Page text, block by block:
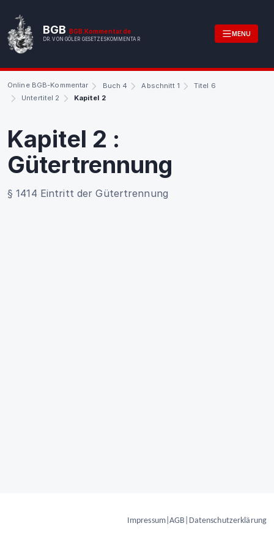
BGB BGB.Kommentar.de
DR. VON GÖLER GESETZESKOMMENTAR
MENU
Online BGB-Kommentar Buch 4 Abschnitt 1
Titel 6
Untertitel 2
Kapitel 2
Kapitel 2 :
Gütertrennung
§ 1414 Eintritt der Gütertrennung
Impressum|AGB Datenschutzerklärung